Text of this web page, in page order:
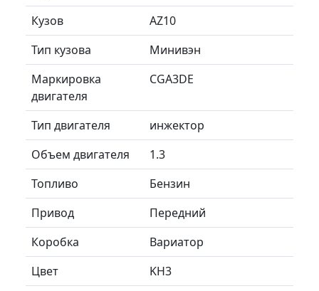
Кузов
AZ10
Тип кузова
Минивэн
Маркировка
двигателя
CGA3DE
Тип двигателя
инжектор
Объем двигателя
1.3
Топливо
Бензин
Привод
Передний
Коробка
Вариатор
Цвет
KH3